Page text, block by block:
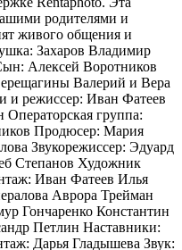
родителями и
живого общения и
Захаров Владимир
Алексей Воротников
Валерий и Вера
и режиссер: Иван Фатеев
группа:
Продюсер: Мария
Звукорежиссер: Эдуард
Степанов Художник
Иван Фатеев Илья
Аврора Трейман
Гончаренко Константин
Петлин Наставники:
Дарья Гладышева Звук: